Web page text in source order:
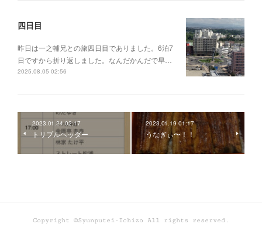
四日目
昨日は一之輔兄との旅四日目でありました。6泊7
日ですから折り返しました。なんだかんだで早…
2025.08.05 02:56
2023.01.24 02:17
トリプルヘッダー
2023.01.19 01:17
うなぎぃ〜！！
Copyright ©Syunputei-Ichizo All rights reserved.